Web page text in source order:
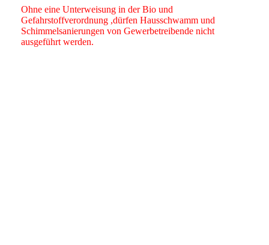
Ohne eine Unterweisung in der Bio und
Gefahrstoffverordnung ,dürfen Hausschwamm und
Schimmelsanierungen von Gewerbetreibende nicht
ausgeführt werden.